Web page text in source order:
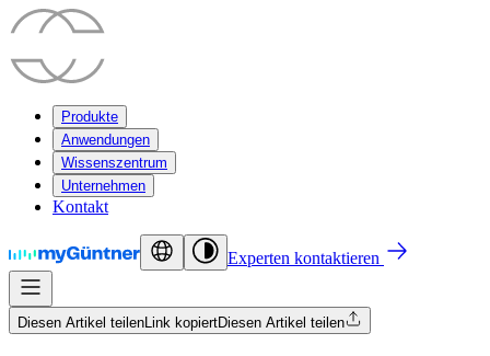
Produkte
Anwendungen
Wissenszentrum
Unternehmen
Kontakt
Experten kontaktieren
Diesen Artikel teilenLink kopiertDiesen Artikel teilen